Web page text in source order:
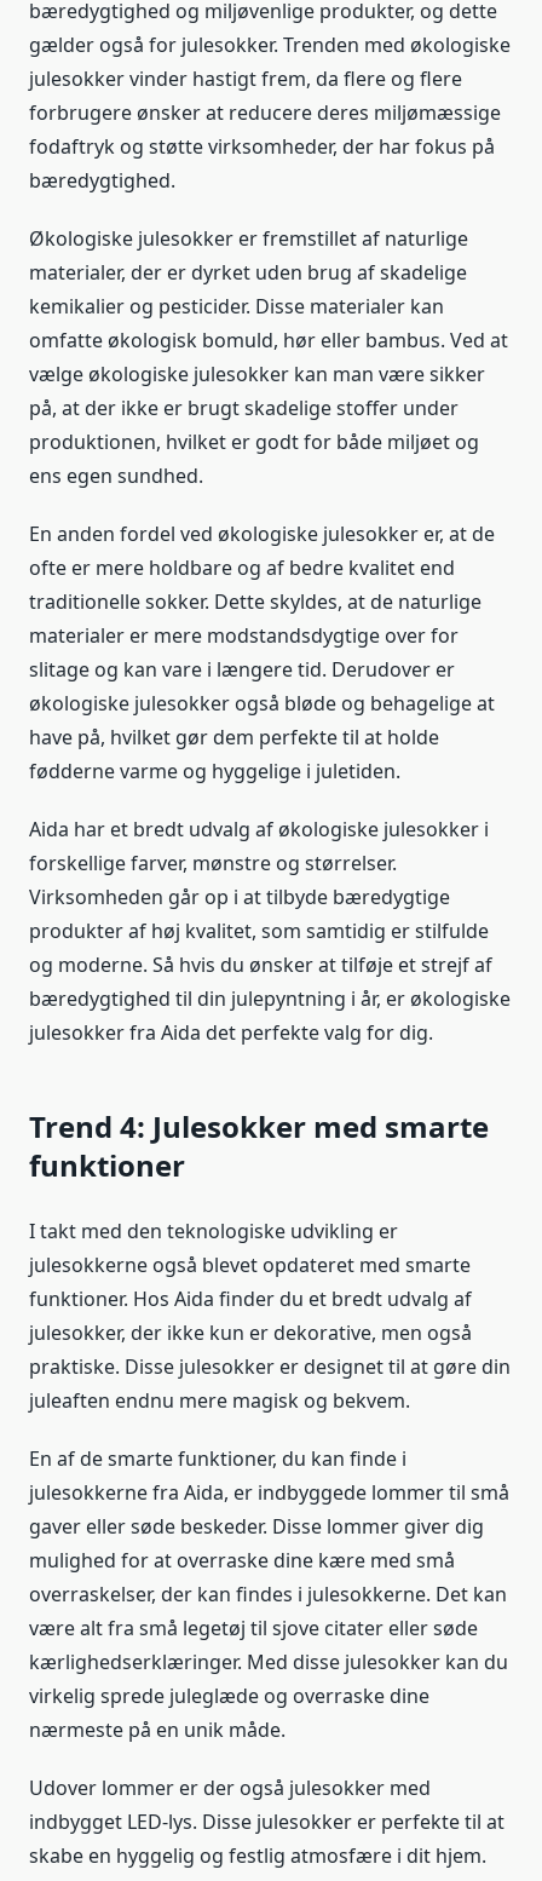
bæredygtighed og miljøvenlige produkter, og dette
gælder også for julesokker. Trenden med økologiske
julesokker vinder hastigt frem, da flere og flere
forbrugere ønsker at reducere deres miljømæssige
fodaftryk og støtte virksomheder, der har fokus på
bæredygtighed.
Økologiske julesokker er fremstillet af naturlige
materialer, der er dyrket uden brug af skadelige
kemikalier og pesticider. Disse materialer kan
omfatte økologisk bomuld, hør eller bambus. Ved at
vælge økologiske julesokker kan man være sikker
på, at der ikke er brugt skadelige stoffer under
produktionen, hvilket er godt for både miljøet og
ens egen sundhed.
En anden fordel ved økologiske julesokker er, at de
ofte er mere holdbare og af bedre kvalitet end
traditionelle sokker. Dette skyldes, at de naturlige
materialer er mere modstandsdygtige over for
slitage og kan vare i længere tid. Derudover er
økologiske julesokker også bløde og behagelige at
have på, hvilket gør dem perfekte til at holde
fødderne varme og hyggelige i juletiden.
Aida har et bredt udvalg af økologiske julesokker i
forskellige farver, mønstre og størrelser.
Virksomheden går op i at tilbyde bæredygtige
produkter af høj kvalitet, som samtidig er stilfulde
og moderne. Så hvis du ønsker at tilføje et strejf af
bæredygtighed til din julepyntning i år, er økologiske
julesokker fra Aida det perfekte valg for dig.
Trend 4: Julesokker med smarte
funktioner
I takt med den teknologiske udvikling er
julesokkerne også blevet opdateret med smarte
funktioner. Hos Aida finder du et bredt udvalg af
julesokker, der ikke kun er dekorative, men også
praktiske. Disse julesokker er designet til at gøre din
juleaften endnu mere magisk og bekvem.
En af de smarte funktioner, du kan finde i
julesokkerne fra Aida, er indbyggede lommer til små
gaver eller søde beskeder. Disse lommer giver dig
mulighed for at overraske dine kære med små
overraskelser, der kan findes i julesokkerne. Det kan
være alt fra små legetøj til sjove citater eller søde
kærlighedserklæringer. Med disse julesokker kan du
virkelig sprede juleglæde og overraske dine
nærmeste på en unik måde.
Udover lommer er der også julesokker med
indbygget LED-lys. Disse julesokker er perfekte til at
skabe en hyggelig og festlig atmosfære i dit hjem.